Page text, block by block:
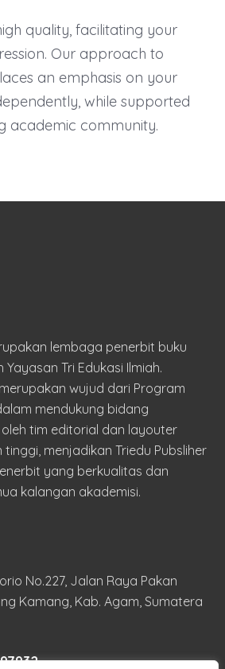
quality, facilitating your
Our approach to
an emphasis on your
while supported
academic community.
lembaga penerbit buku
Tri Edukasi Ilmiah.
wujud dari Program
mendukung bidang
tim editorial dan layouter
menjadikan Triedu Pubsliher
yang berkualitas dan
kalangan akademisi.
No.227, Jalan Raya Pakan
Kamang, Kab. Agam, Sumatera